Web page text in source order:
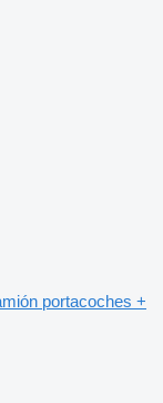
portacoches +